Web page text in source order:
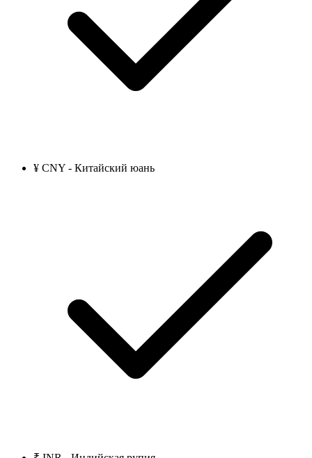
¥ CNY - Китайский юань